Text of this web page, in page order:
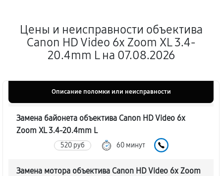
Цены и неисправности объектива
Canon HD Video 6x Zoom XL 3.4-
20.4mm L на 07.08.2026
Описание поломки или неисправности
Замена байонета объектива Canon HD Video 6x
Zoom XL 3.4-20.4mm L
520 руб 60 минут
Замена мотора объектива Canon HD Video 6x Zoom